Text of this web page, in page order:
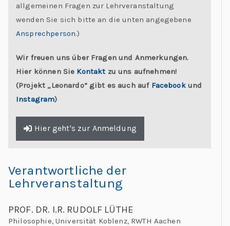
allgemeinen Fragen zur Lehrveranstaltung
wenden Sie sich bitte an die unten angegebene
Ansprechperson.)
Wir freuen uns über Fragen und Anmerkungen.
Hier können Sie Kontakt zu uns aufnehmen!
(Projekt „Leonardo“ gibt es auch auf Facebookund
Instagram)
Hier geht's zur Anmeldung
Verantwortliche der
Lehrveranstaltung
PROF. DR. I.R. RUDOLF LÜTHE
Philosophie, Universität Koblenz, RWTH Aachen